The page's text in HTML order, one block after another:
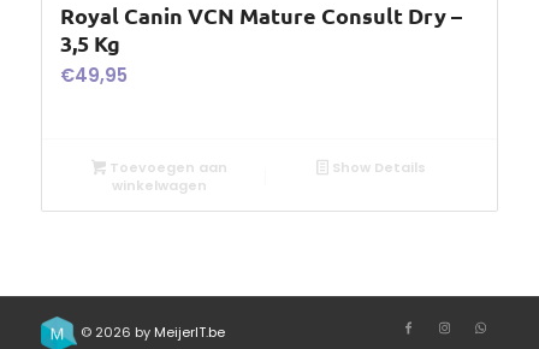
Royal Canin VCN Mature Consult Dry –
3,5 Kg
€49,95
Toevoegen aan
winkelwagen
Show Details
© 2026 by MeijerIT.be